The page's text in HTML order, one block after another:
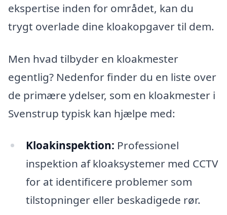
ekspertise inden for området, kan du
trygt overlade dine kloakopgaver til dem.
Men hvad tilbyder en kloakmester
egentlig? Nedenfor finder du en liste over
de primære ydelser, som en kloakmester i
Svenstrup typisk kan hjælpe med:
Kloakinspektion: Professionel
inspektion af kloaksystemer med CCTV
for at identificere problemer som
tilstopninger eller beskadigede rør.